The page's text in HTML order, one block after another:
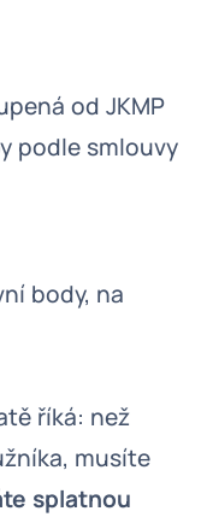
od JKMP
podle smlouvy
body, na
říká: než
musíte
splatnou